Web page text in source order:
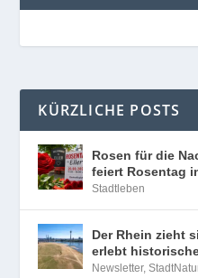
KÜRZLICHE POSTS
Rosen für die
feiert Rosentag
Stadtleben
Der Rhein zieht
erlebt
Newsletter,